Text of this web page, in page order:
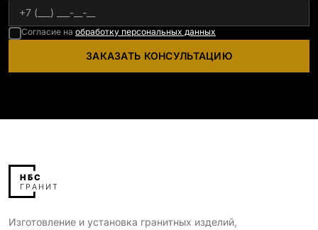
Согласие на обработку персональных данных
ЗАКАЗАТЬ КОНСУЛЬТАЦИЮ
Изготовление и установка гранитных изделий,